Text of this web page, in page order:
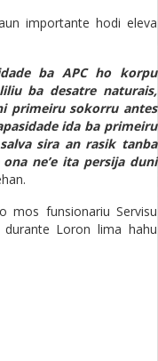
importante hodi eleva
ba APC ho korpu
ba desatre naturais,
primeiru sokorru antes
ida ba primeiru
sira an rasik tanba
ne’e ita persija duni
mos funsionariu Servisu
durante Loron lima hahu